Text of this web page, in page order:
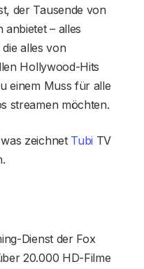
der Tausende von
anbietet – alles
alles von
Hollywood-Hits
einem Muss für alle
streamen möchten.
zeichnet Tubi TV
Dienst der Fox
20.000 HD-Filme